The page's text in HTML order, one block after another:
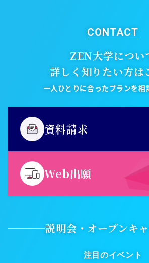
CONTACT
ZEN大学につい
詳しく知りたい方は
一人ひとりに合ったプランを相
資料請求
Web出願
説明会・オープンキ
注目のイベント